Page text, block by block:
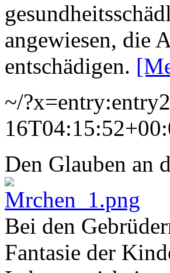
angewiesen, die
entschädigen.
~/
Den Glauben an
Bei den
Fantasie der